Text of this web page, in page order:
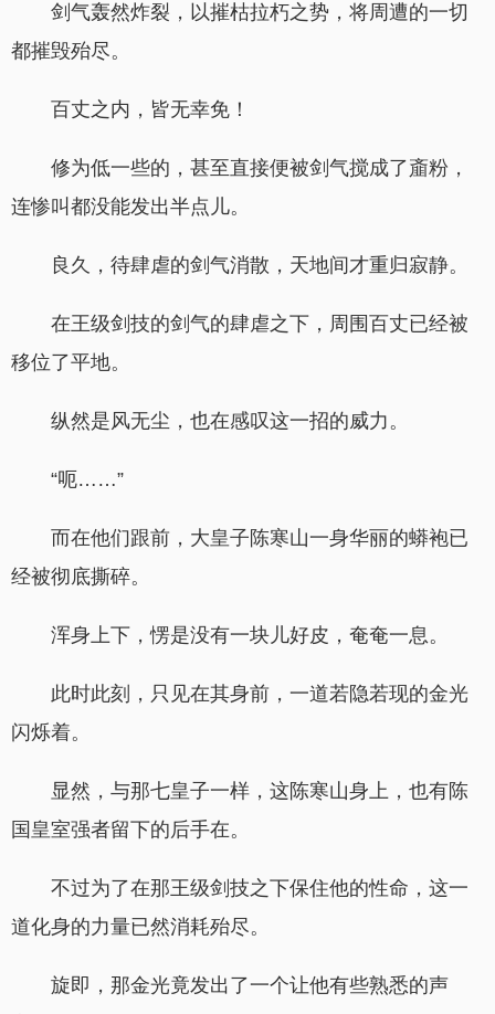
剑气轰然炸裂，以摧枯拉朽之势，将周遭的一切
都摧毁殆尽。
百丈之内，皆无幸免！
修为低一些的，甚至直接便被剑气搅成了齑粉，
连惨叫都没能发出半点儿。
良久，待肆虐的剑气消散，天地间才重归寂静。
在王级剑技的剑气的肆虐之下，周围百丈已经被
移位了平地。
纵然是风无尘，也在感叹这一招的威力。
“呃……”
而在他们跟前，大皇子陈寒山一身华丽的蟒袍已
经被彻底撕碎。
浑身上下，愣是没有一块儿好皮，奄奄一息。
此时此刻，只见在其身前，一道若隐若现的金光
闪烁着。
显然，与那七皇子一样，这陈寒山身上，也有陈
国皇室强者留下的后手在。
不过为了在那王级剑技之下保住他的性命，这一
道化身的力量已然消耗殆尽。
旋即，那金光竟发出了一个让他有些熟悉的声